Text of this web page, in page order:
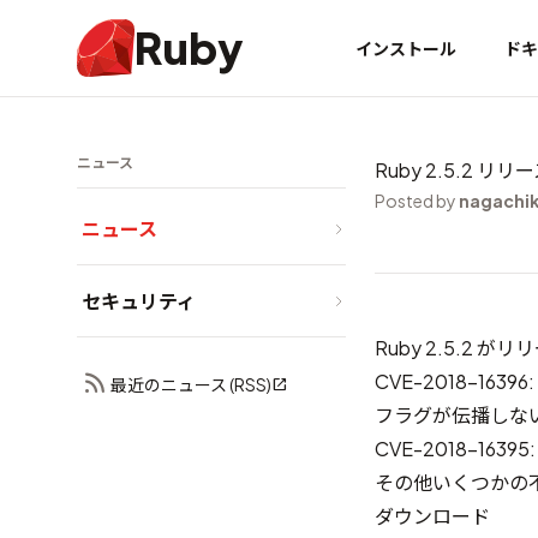
Ruby インストール ド
ニュース
ニュース
セキュリティ
最近のニュース (RSS)
Ruby 2.5.2 リリー
Posted by
Ruby 2.5.2 がリ
CVE-2018-
フラグが伝播しな
CVE-2018-
その他いくつかの
ダウンロード